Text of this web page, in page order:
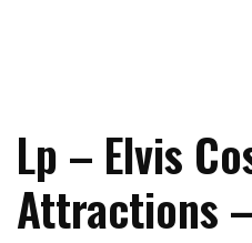
Lp – Elvis
Attractions